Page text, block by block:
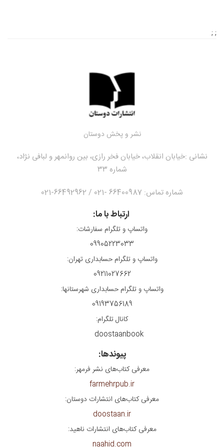
; ;
نشر و پخش دوستان
نشانی :خیابان انقلاب، خیابان فخر رازی، بین روانمهر و لبافی نژاد،
شماره ۳۳
شماره تماس: 66400987 -021 / 66492962-021
ارتباط با ما:
واتساپ و تلگرام سفارشات:
09905223033
واتساپ و تلگرام حسابداری تهران:
09211027662
واتساپ و تلگرام حسابداری شهرستانها:
09193756189
کانال تلگرام:
doostaanbook
پیوندها:
معرفی کتاب‌های نشر فرمهر:
farmehrpub.ir
معرفی کتاب‌های انتشارات دوستان:
doostaan.ir
معرفی کتاب‌های انتشارات ناهید:
naahid.com